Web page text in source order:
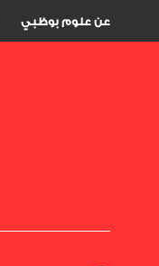
عن علوم بوظبي